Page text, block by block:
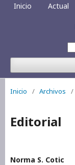
Inicio Actual
Inicio / Archivos /
Editorial
Norma S. Cotic